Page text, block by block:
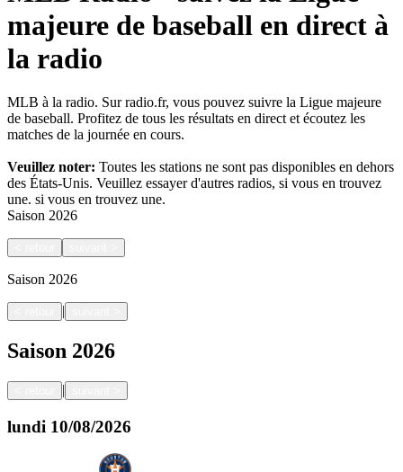
majeure de baseball en direct à
la radio
MLB à la radio. Sur radio.fr, vous pouvez suivre la Ligue majeure
de baseball. Profitez de tous les résultats en direct et écoutez les
matches de la journée en cours.
Veuillez noter: Toutes les stations ne sont pas disponibles en dehors
des États-Unis. Veuillez essayer d'autres radios, si vous en trouvez
une. si vous en trouvez une.
Saison 2026
Saison 2026
|
Saison 2026
|
lundi 10/08/2026